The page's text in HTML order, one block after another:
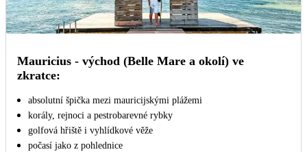
Mauricius - východ (Belle Mare a okolí) ve
zkratce:
absolutní špička mezi mauricijskými plážemi
korály, rejnoci a pestrobarevné rybky
golfová hřiště i vyhlídkové věže
počasí jako z pohlednice